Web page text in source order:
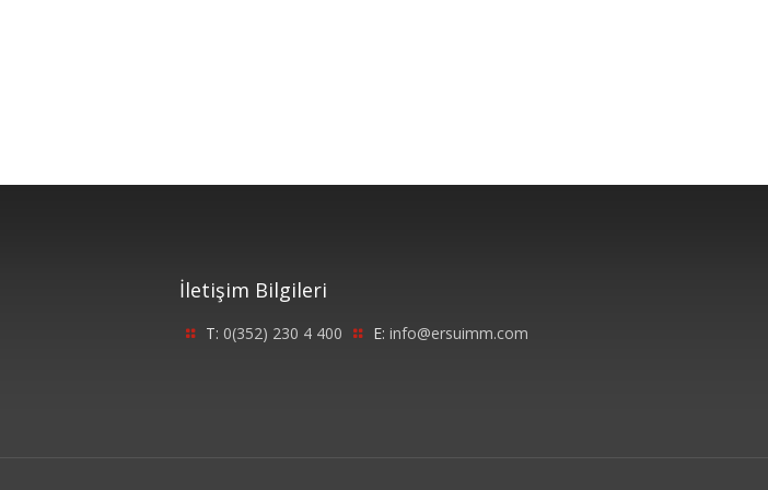
İletişim Bilgileri
T: 0(352) 230 4 400 E: info@ersuimm.com